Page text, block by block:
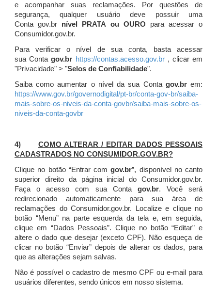
e acompanhar suas reclamações. Por questões de
segurança, qualquer usuário deve possuir uma
Conta gov.br nível PRATA ou OURO para acessar o
Consumidor.gov.br.
Para verificar o nível de sua conta, basta acessar
sua Contagov.br https://contas.acesso.gov.br, clicar em
"Privacidade" > "Selos de Confiabilidade".
Saiba como aumentar o nível da sua Conta gov.brem:
https://www.gov.br/governodigital/pt-br/conta-gov-br/saiba-
mais-sobre-os-niveis-da-conta-govbr/saiba-mais-sobre-os-
niveis-da-conta-govbr
4) COMO ALTERAR / EDITAR DADOS PESSOAIS
CADASTRADOS NO CONSUMIDOR.GOV.BR?
Clique no botão “Entrar comgov.br”, disponível no canto
superior direito da página inicial do Consumidor.gov.br.
Faça o acesso com sua Conta gov.br. Você será
redirecionado automaticamente para sua área de
reclamações do Consumidor.gov.br.
Localize e clique no
botão “Menu” na parte esquerda da tela e, em seguida,
clique em “Dados Pessoais”. Clique no botão “Editar” e
altere o dado que desejar (exceto CPF). Não esqueça de
clicar no botão “Enviar” depois de alterar os dados, para
que as alterações sejam salvas.
Não é possível o cadastro de mesmo CPF ou e-mail para
usuários diferentes, sendo únicos em nosso sistema.